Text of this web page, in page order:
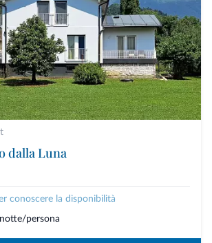
dalla Luna
conoscere la disponibilità
notte/persona